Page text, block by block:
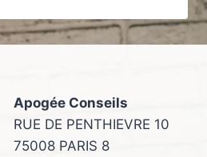
Apogée Conseils
RUE DE PENTHIEVRE 10
75008 PARIS 8